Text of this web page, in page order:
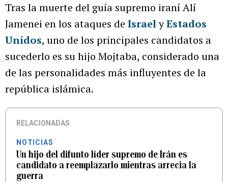
Tras la muerte del guía supremo iraní Alí
Jamenei en los ataques de IsraelyEstados
Unidos, uno de los principales candidatos a
sucederlo es su hijo Mojtaba, considerado una
de las personalidades más influyentes de la
república islámica.
RELACIONADAS
NOTICIAS
Un hijo del difunto líder supremo de Irán es
candidato a reemplazarlo mientras arrecia la
guerra